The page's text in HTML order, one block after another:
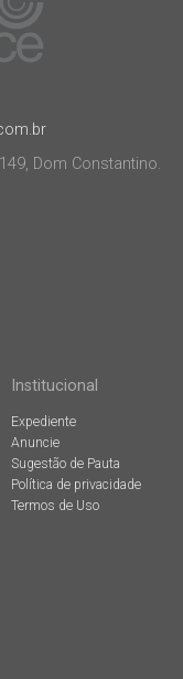
Dom Constantino.
Institucional
Expediente
Anuncie
Sugestão de Pauta
Política de privacidade
Termos de Uso